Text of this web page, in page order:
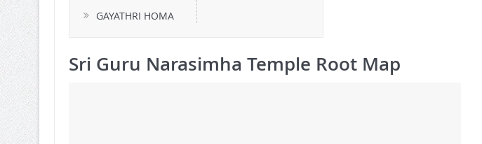
GAYATHRI HOMA
Sri Guru Narasimha Temple Root Map